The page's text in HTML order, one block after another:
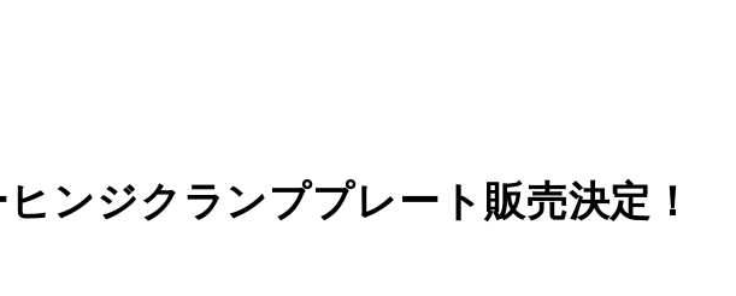
ンジクランププレート販売決定！